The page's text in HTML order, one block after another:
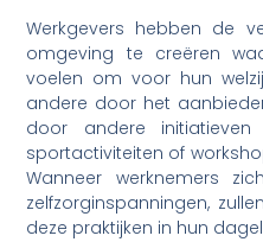
Werkgevers hebben de
omgeving te creëren
voelen om voor hun
andere door het
door andere initiatieven
sportactiviteiten of
Wanneer werknemers
zelfzorginspanningen,
deze praktijken in hun